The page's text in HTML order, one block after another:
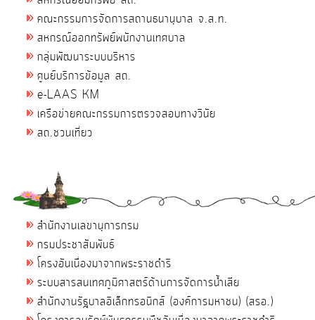
คณะกรรมการจัดการสถานธนานุบาล จ.ส.ท.
สหกรณ์ออกทรัพย์พนักงานเทศบาล
กลุ่มพัฒนาระบบบริหาร
ศูนย์บริการข้อมูล สถ.
e-LAAS KM
เครือข่ายคณะกรรมการตรวจสอบทางวินัย
สถ.ชวนเที่ยว
สำนักงานเลขานุการกรม
กรมประชาสัมพันธ์
โครงอันเนื่องมาจากพระราชดำริ
ระบบสารสนเทศภูมิศาสตร์ด้านการจัดการน้ำเสีย
สำนักงานรัฐบาลอิเล็กทรอนิกส์ (องค์การมหาชน) (สรอ.)